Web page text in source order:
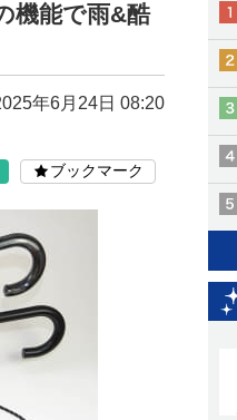
機能で雨&酷
年6月24日 08:20
ブックマーク